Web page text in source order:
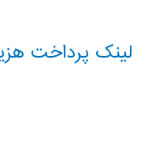
لینک پرداخت